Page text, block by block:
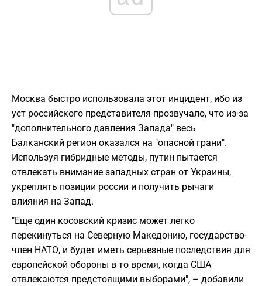
Москва быстро использовала этот инцидент, ибо из
уст российского представителя прозвучало, что из-за
"дополнительного давления Запада" весь
Балканский регион оказался на "опасной грани".
Используя гибридные методы, путин пытается
отвлекать внимание западных стран от Украины,
укреплять позиции россии и получить рычаги
влияния на Запад.
"Еще один косовский кризис может легко
перекинуться на Северную Македонию, государство-
член НАТО, и будет иметь серьезные последствия для
европейской обороны в то время, когда США
отвлекаются предстоящими выборами", – добавили